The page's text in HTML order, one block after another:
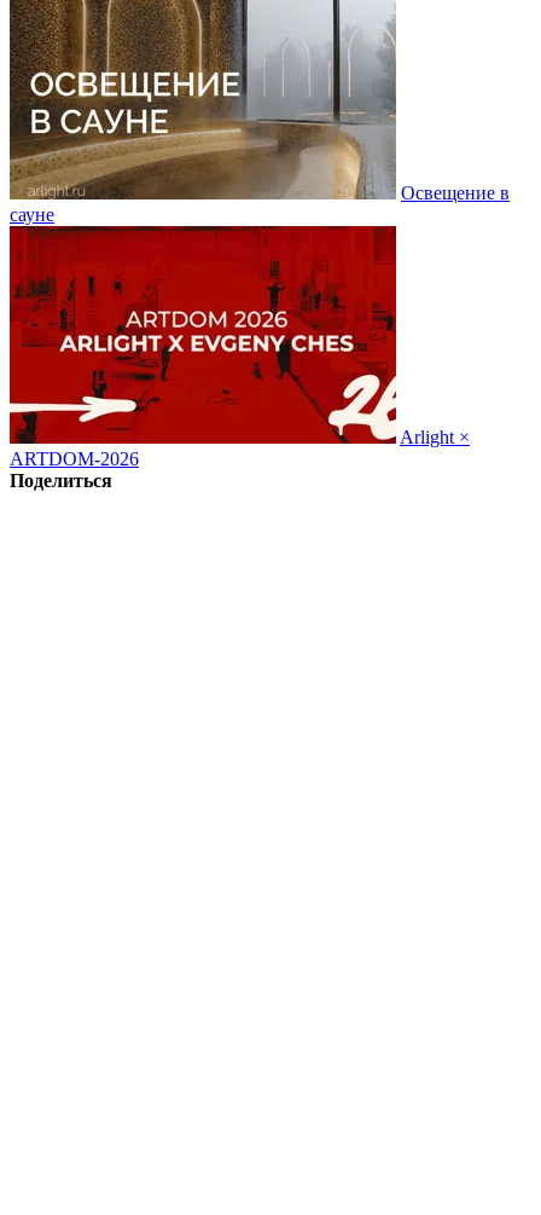
Освещение в
сауне
Arlight ×
ARTDOM-2026
Поделиться